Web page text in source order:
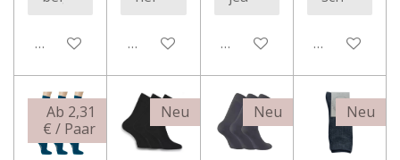
In den WarenkorbIn den WarenkorbIn den WarenkorbIn den
Ab 2,31
€ / Paar
Neu Neu Neu